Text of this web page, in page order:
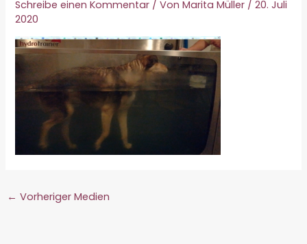
Schreibe einen Kommentar / VonMarita Müller /20. Juli
2020
← Vorheriger Medien